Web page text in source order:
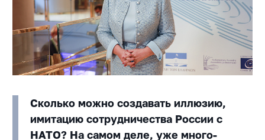
Сколько можно создавать иллюзию,
имитацию сотрудничества России с
НАТО? На самом деле, уже много-